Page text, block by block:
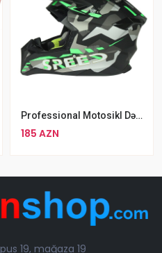
Professional Motosikl Dəbilqəsi WLT-189, Uniseks Kask
185 AZN
19, mağaza 19